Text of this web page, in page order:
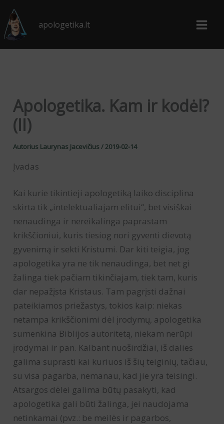
Pereiti
prie
turinio
apologetika.lt
Apologetika. Kam ir kodėl?
(II)
Autorius Laurynas Jacevičius / 2019-02-14
Įvadas
Kai kurie tikintieji apologetiką laiko disciplina
skirta tik „intelektualiajam elitui“, bet visiškai
nenaudinga ir nereikalinga paprastam
krikščioniui, kuris tiesiog nori gyventi dievotą
gyvenimą ir sekti Kristumi. Dar kiti teigia, jog
apologetika yra ne tik nenaudinga, bet net gi
žalinga tiek pačiam tikinčiajam, tiek tam, kuris
dar nepažįsta Kristaus. Tam pagrįsti dažnai
pateikiamos priežastys, tokios kaip: niekas
netampa krikščionimi dėl įrodymų, apologetika
sumenkina Biblijos autoritetą, niekam nerūpi
įrodymai ir pan. Kalbant nuoširdžiai, iš dalies
galima suprasti kai kuriuos iš šių teiginių, tačiau,
su visa pagarba, nemanau, kad jie yra teisingi.
Atsargos dėlei galima būtų pasakyti, kad
apologetika gali būti žalinga, jei naudojama
netinkamai (pvz.: be meilės ir pagarbos,